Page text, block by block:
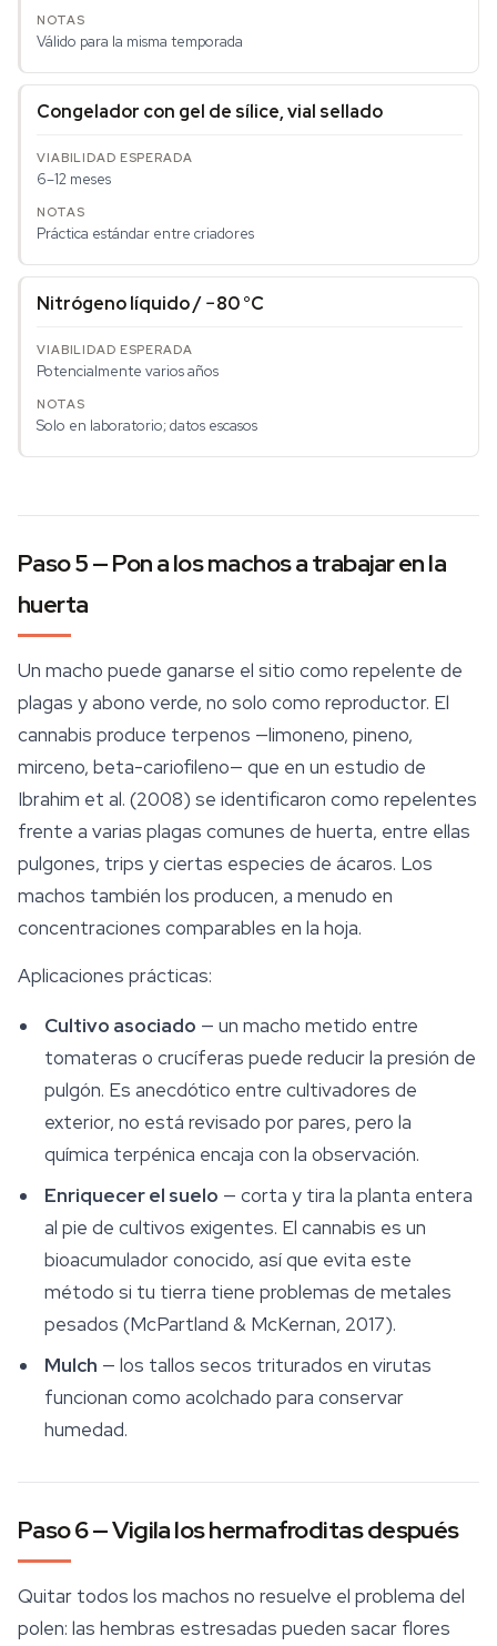
Válido para la misma temporada
Congelador con gel de sílice, vial sellado
6–12 meses
Práctica estándar entre criadores
Nitrógeno líquido / −80 °C
Potencialmente varios años
Solo en laboratorio; datos escasos
Paso 5 — Pon a los machos a trabajar en la
huerta
Un macho puede ganarse el sitio como repelente de
plagas y abono verde, no solo como reproductor. El
cannabis produce terpenos —limoneno, pineno,
mirceno, beta-cariofileno— que en un estudio de
Ibrahim et al. (2008) se identificaron como repelentes
frente a varias plagas comunes de huerta, entre ellas
pulgones, trips y ciertas especies de ácaros. Los
machos también los producen, a menudo en
concentraciones comparables en la hoja.
Aplicaciones prácticas:
Cultivo asociado — un macho metido entre
tomateras o crucíferas puede reducir la presión de
pulgón. Es anecdótico entre cultivadores de
exterior, no está revisado por pares, pero la
química terpénica encaja con la observación.
Enriquecer el suelo — corta y tira la planta entera
al pie de cultivos exigentes. El cannabis es un
bioacumulador conocido, así que evita este
método si tu tierra tiene problemas de metales
pesados (McPartland & McKernan, 2017).
Mulch — los tallos secos triturados en virutas
funcionan como acolchado para conservar
humedad.
Paso 6 — Vigila los hermafroditas después
Quitar todos los machos no resuelve el problema del
polen: las hembras estresadas pueden sacar flores